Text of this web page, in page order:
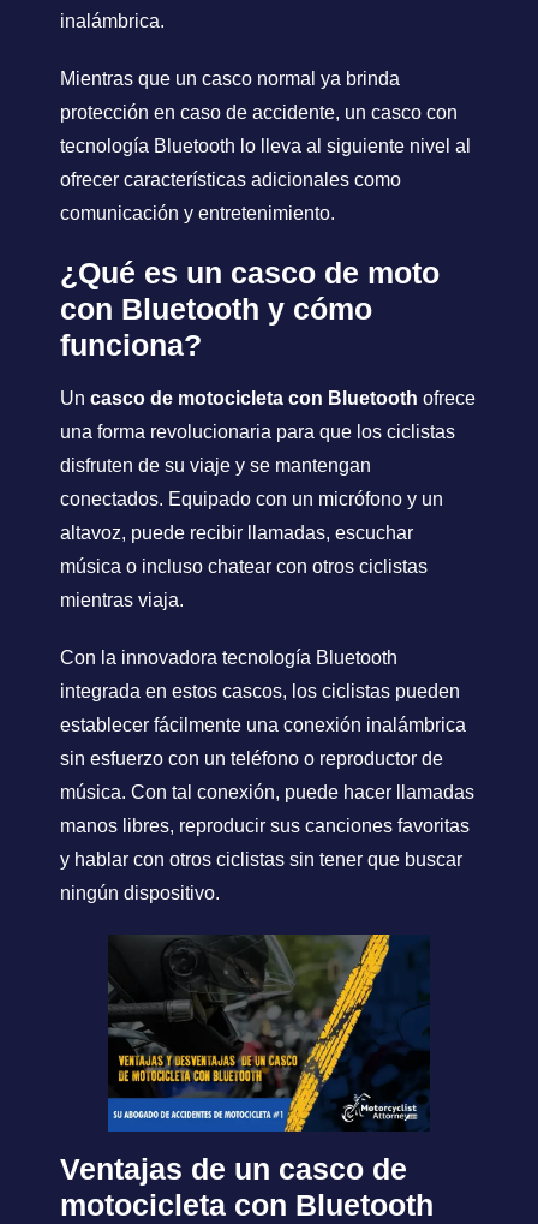
inalámbrica.
Mientras que un casco normal ya brinda
protección en caso de accidente, un casco con
tecnología Bluetooth lo lleva al siguiente nivel al
ofrecer características adicionales como
comunicación y entretenimiento.
¿Qué es un casco de moto
con Bluetooth y cómo
funciona?
Un casco de motocicleta con Bluetooth ofrece
una forma revolucionaria para que los ciclistas
disfruten de su viaje y se mantengan
conectados. Equipado con un micrófono y un
altavoz, puede recibir llamadas, escuchar
música o incluso chatear con otros ciclistas
mientras viaja.
Con la innovadora tecnología Bluetooth
integrada en estos cascos, los ciclistas pueden
establecer fácilmente una conexión inalámbrica
sin esfuerzo con un teléfono o reproductor de
música. Con tal conexión, puede hacer llamadas
manos libres, reproducir sus canciones favoritas
y hablar con otros ciclistas sin tener que buscar
ningún dispositivo.
Ventajas de un casco de
motocicleta con Bluetooth